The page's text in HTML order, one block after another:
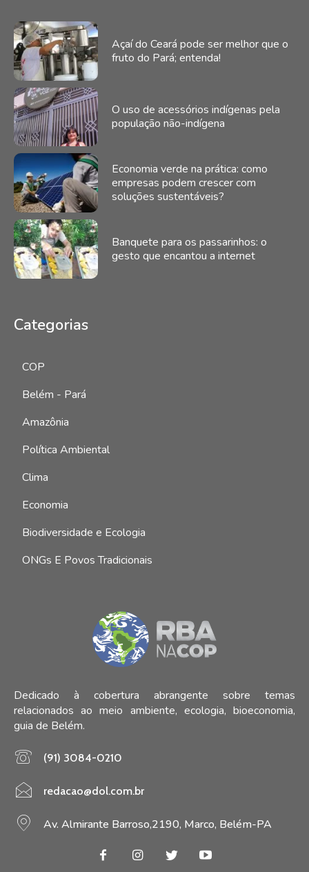
Açaí do Ceará pode ser melhor que o
fruto do Pará; entenda!
O uso de acessórios indígenas pela
população não-indígena
Economia verde na prática: como
empresas podem crescer com
soluções sustentáveis?
Banquete para os passarinhos: o
gesto que encantou a internet
Categorias
COP
Belém - Pará
Amazônia
Política Ambiental
Clima
Economia
Biodiversidade e Ecologia
ONGs E Povos Tradicionais
Dedicado à cobertura abrangente sobre temas
relacionados ao meio ambiente, ecologia, bioeconomia,
guia de Belém.
(91) 3084-0210
redacao@dol.com.br
Av. Almirante Barroso,2190, Marco, Belém-PA